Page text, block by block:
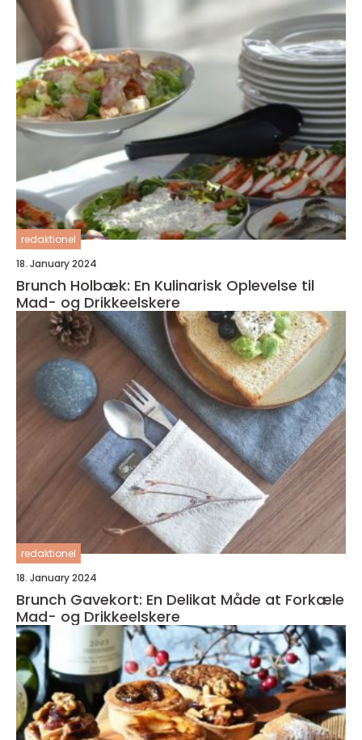
redaktionel
18. January 2024
Brunch Holbæk: En Kulinarisk Oplevelse til
Mad- og Drikkeelskere
redaktionel
18. January 2024
Brunch Gavekort: En Delikat Måde at Forkæle
Mad- og Drikkeelskere